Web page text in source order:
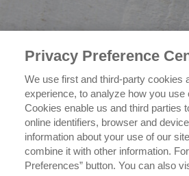
Privacy Preference
We use first and third-party cookies
experience, to analyze how you
Cookies enable us and third parties
online identifiers, browser and
information about your use of our
combine it with other information.
Preferences” button. You can also